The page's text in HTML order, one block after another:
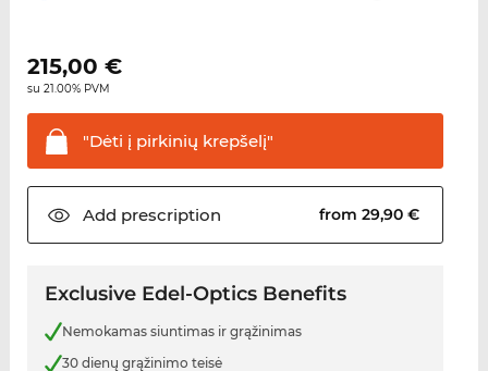
215,00 €
su 21.00% PVM
"Dėti į pirkinių krepšelį"
Add prescription from 29,90 €
Exclusive Edel-Optics Benefits
Nemokamas siuntimas ir grąžinimas
30 dienų grąžinimo teisė